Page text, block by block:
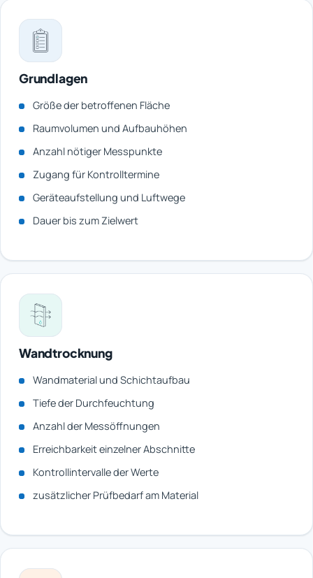
Grundlagen
Größe der betroffenen Fläche
Raumvolumen und Aufbauhöhen
Anzahl nötiger Messpunkte
Zugang für Kontrolltermine
Geräteaufstellung und Luftwege
Dauer bis zum Zielwert
Wandtrocknung
Wandmaterial und Schichtaufbau
Tiefe der Durchfeuchtung
Anzahl der Messöffnungen
Erreichbarkeit einzelner Abschnitte
Kontrollintervalle der Werte
zusätzlicher Prüfbedarf am Material